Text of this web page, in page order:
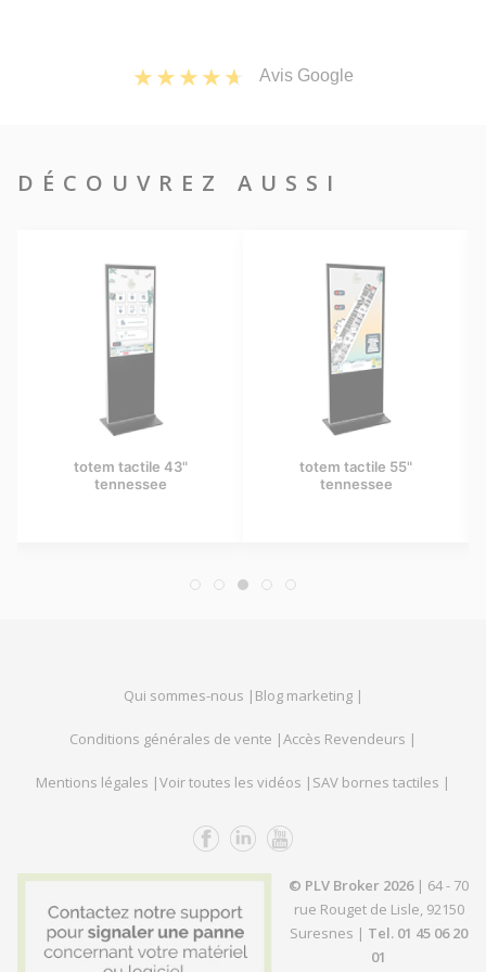
Avis Google
DÉCOUVREZ AUSSI
totem tactile 55"
borne
Qui sommes-nous | Blog marketing |
Conditions générales de vente |Accès Revendeurs |
Mentions légales |Voir toutes les vidéos | SAV bornes tactiles |
© PLV Broker 2026| 64 - 70
rue Rouget de Lisle, 92150
Suresnes | Tel. 01 45 06 20
01